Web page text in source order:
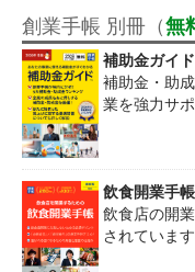
創業手帳 別冊（無
補助金ガイド
補助金・助
業を強力サポ
飲食開業手帳
飲食店の開
されています